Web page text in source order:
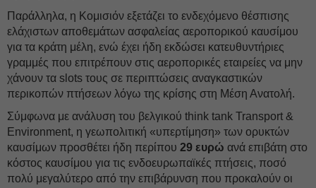
Παράλληλα, η Κομισιόν εξετάζει το ενδεχόμενο θέσπισης
ελάχιστων αποθεμάτων ασφαλείας αεροπορικού καυσίμου
για τα κράτη μέλη, ενώ έχει ήδη εκδώσει κατευθυντήριες
γραμμές που επιτρέπουν στις αεροπορικές εταιρείες να μην
χάνουν τα slots τους σε περιπτώσεις αναγκαστικών
περικοπών πτήσεων λόγω της κρίσης στη Μέση Ανατολή.
Σύμφωνα με ανάλυση του βελγικού think tank Transport &
Environment, η γεωπολιτική «υπερτίμηση» των ορυκτών
καυσίμων προσθέτει ήδη περίπου 29 ευρώ ανά επιβάτη στο
κόστος καυσίμου για τις ενδοευρωπαϊκές πτήσεις, ποσό
πολύ μεγαλύτερο από την επιβάρυνση που προκαλούν οι